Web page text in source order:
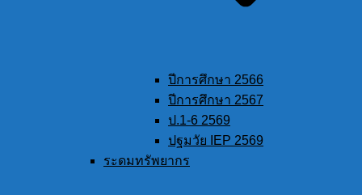
ปีการศึกษา 2566
ปีการศึกษา 2567
ป.1-6 2569
ปฐมวัย IEP 2569
ระดมทรัพยากร